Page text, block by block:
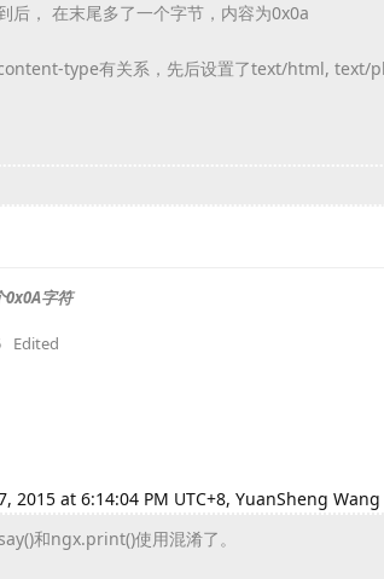
后， 在末尾多了一个字节，内容为0x0a
type有关系， 先后设置了text/html,
字符
Edited
2015 at 6:14:04 PM UTC+8, YuanSheng
和ngx.print()使用混淆了。